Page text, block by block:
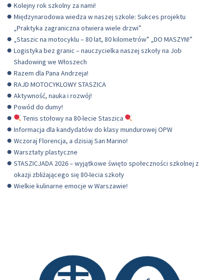
Kolejny rok szkolny za nami!
Międzynarodowa wiedza w naszej szkole: Sukces projektu
„Praktyka zagraniczna otwiera wiele drzwi”
„Staszic na motocyklu – 80 lat, 80 kilometrów” „DO MASZYN!”
Logistyka bez granic – nauczycielka naszej szkoły na Job
Shadowing we Włoszech
Razem dla Pana Andrzeja!
RAJD MOTOCYKLOWY STASZICA
Aktywność, nauka i rozwój!
Powód do dumy!
Tenis stołowy na 80-lecie Staszica
Informacja dla kandydatów do klasy mundurowej OPW
Wczoraj Florencja, a dzisiaj San Marino!
Warsztaty plastyczne
STASZICJADA 2026 – wyjątkowe święto społeczności szkolnej z
okazji zbliżającego się 80-lecia szkoły
Wielkie kulinarne emocje w Warszawie!